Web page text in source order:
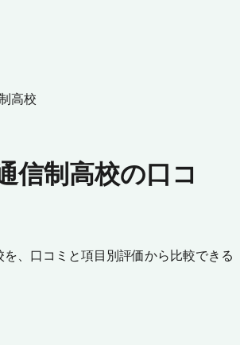
高校
信制高校の口コ
、口コミと項目別評価から比較できる